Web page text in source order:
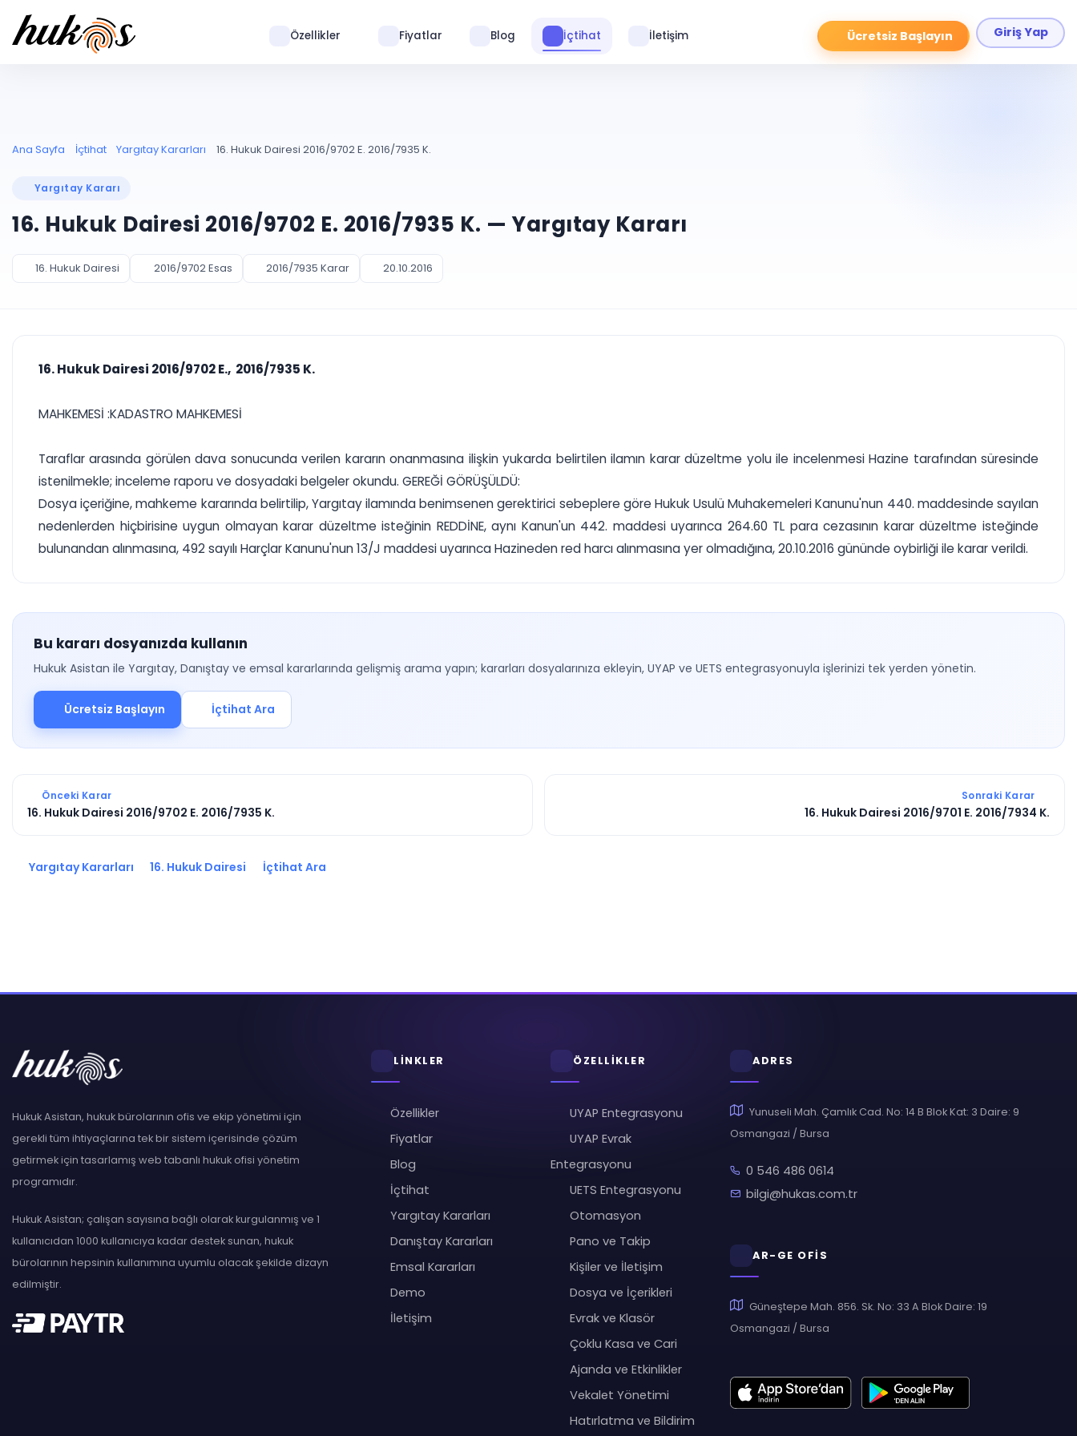
Ücretsiz Başlayın Giriş Yap
Özellikler Fiyatlar Blog İçtihat İletişim
Ana Sayfa İçtihat Yargıtay Kararları 16. Hukuk Dairesi 2016/9702 E. 2016/7935 K.
Yargıtay Kararı
16. Hukuk Dairesi 2016/9702 E. 2016/7935 K. — Yargıtay Kararı
16. Hukuk Dairesi 2016/9702 Esas 2016/7935 Karar 20.10.2016
16. Hukuk Dairesi 2016/9702 E., 2016/7935 K.
MAHKEMESİ :KADASTRO MAHKEMESİ
Taraflar arasında görülen dava sonucunda verilen kararın onanmasına ilişkin yukarda belirtilen ilamın karar düzeltme yolu ile incelenmesi Hazine tarafından süresinde
istenilmekle; inceleme raporu ve dosyadaki belgeler okundu. GEREĞİ GÖRÜŞÜLDÜ:
Dosya içeriğine, mahkeme kararında belirtilip, Yargıtay ilamında benimsenen gerektirici sebeplere göre Hukuk Usulü Muhakemeleri Kanunu'nun 440. maddesinde sayılan
nedenlerden hiçbirisine uygun olmayan karar düzeltme isteğinin REDDİNE, aynı Kanun'un 442. maddesi uyarınca 264.60 TL para cezasının karar düzeltme isteğinde
bulunandan alınmasına, 492 sayılı Harçlar Kanunu'nun 13/J maddesi uyarınca Hazineden red harcı alınmasına yer olmadığına, 20.10.2016 gününde oybirliği ile karar verildi.
Bu kararı dosyanızda kullanın
Hukuk Asistan ile Yargıtay, Danıştay ve emsal kararlarında gelişmiş arama yapın; kararları dosyalarınıza ekleyin, UYAP ve UETS entegrasyonuyla işlerinizi tek yerden yönetin.
Ücretsiz Başlayın İçtihat Ara
Önceki Karar
16. Hukuk Dairesi 2016/9702 E. 2016/7935 K.
Sonraki Karar
16. Hukuk Dairesi 2016/9701 E. 2016/7934 K.
Yargıtay Kararları 16. Hukuk Dairesi İçtihat Ara
Hukuk Asistan, hukuk bürolarının ofis ve ekip yönetimi için
gerekli tüm ihtiyaçlarına tek bir sistem içerisinde çözüm
getirmek için tasarlamış web tabanlı hukuk ofisi yönetim
programıdır.
Hukuk Asistan; çalışan sayısına bağlı olarak kurgulanmış ve 1
kullanıcıdan 1000 kullanıcıya kadar destek sunan, hukuk
bürolarının hepsinin kullanımına uyumlu olacak şekilde dizayn
edilmiştir.
LİNKLER
Özellikler
Fiyatlar
Blog
İçtihat
Yargıtay Kararları
Danıştay Kararları
Emsal Kararları
Demo
İletişim
ÖZELLİKLER
UYAP Entegrasyonu
UYAP Evrak
Entegrasyonu
UETS Entegrasyonu
Otomasyon
Pano ve Takip
Kişiler ve İletişim
Dosya ve İçerikleri
Evrak ve Klasör
Çoklu Kasa ve Cari
Ajanda ve Etkinlikler
Vekalet Yönetimi
Hatırlatma ve Bildirim
ADRES
Yunuseli Mah. Çamlık Cad. No: 14 B Blok Kat: 3 Daire: 9
Osmangazi / Bursa
0 546 486 0614
bilgi@hukas.com.tr
AR-GE OFİS
Güneştepe Mah. 856. Sk. No: 33 A Blok Daire: 19
Osmangazi / Bursa